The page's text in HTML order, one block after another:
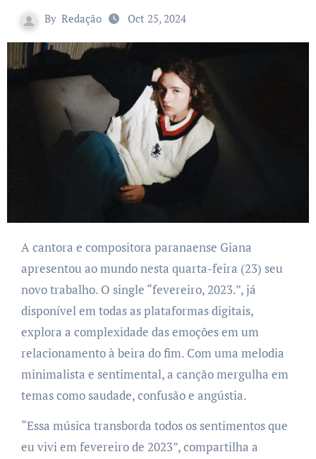
By Redação Oct 25, 2024
A cantora e compositora paranaense Giana
apresentou ao mundo nesta quarta-feira (23) seu
novo trabalho. O single “fevereiro, 2023.”, já
disponível em todas as plataformas digitais,
explora a complexidade das emoções em um
relacionamento à beira do fim. Com uma melodia
minimalista e sentimental, a canção mergulha em
temas como saudade, confusão e angústia.
“Essa música transborda todos os sentimentos que
eu vivi em fevereiro de 2023”, compartilha a